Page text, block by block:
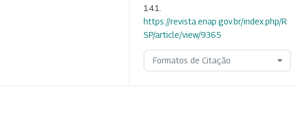
141.
https://revista.enap.gov.br/index.php/R
SP/article/view/9365
Formatos de Citação